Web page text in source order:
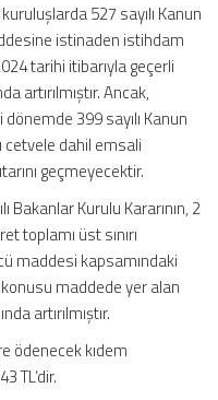
527 sayılı Kanun
istinaden istihdam
tarihi itibarıyla geçerli
artırılmıştır. Ancak,
399 sayılı Kanun
cetvele dahil emsali
geçmeyecektir.
Kurulu Kararının, 2
toplamı üst sınırı
maddesi kapsamındaki
maddede yer alan
artırılmıştır.
ödenecek kıdem
TL’dir.